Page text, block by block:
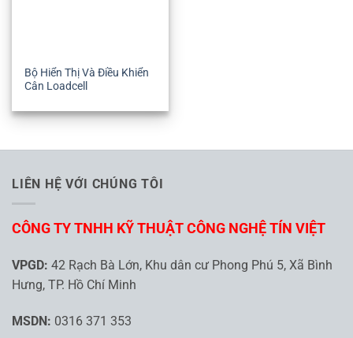
Bộ Hiển Thị Và Điều Khiển
Cân Loadcell
LIÊN HỆ VỚI CHÚNG TÔI
CÔNG TY TNHH KỸ THUẬT CÔNG NGHỆ TÍN VIỆT
VPGD: 42 Rạch Bà Lớn, Khu dân cư Phong Phú 5, Xã Bình
Hưng, TP. Hồ Chí Minh
MSDN: 0316 371 353